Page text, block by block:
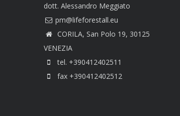
dott. Alessandro Meggiato
CORILA, San Polo 19, 30125
VENEZIA
tel. +390412402511
fax +390412402512